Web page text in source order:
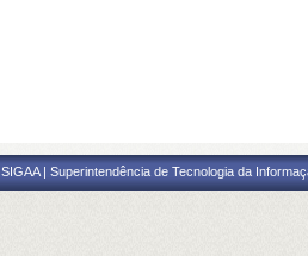
SIGAA | Superintendência de Tecnologia da